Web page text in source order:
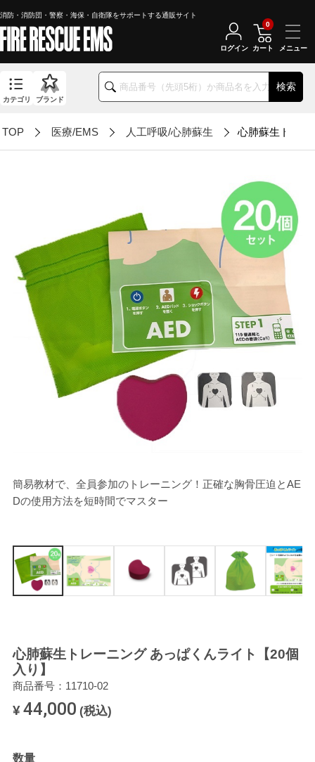
消防・消防団・警察・海保・自衛隊をサポートする通販サイト
検索
カテゴリ ブランド
ログイン カート
0
TOP 医療/EMS 人工呼吸/心肺蘇生 心肺蘇生トレ
簡易教材で、全員参加のトレーニング！正確な胸骨圧迫とAE
Dの使用方法を短時間でマスター
心肺蘇生トレーニング あっぱくんライト【20個
入り】
商品番号：11710-02
¥44,000 (税込)
数量